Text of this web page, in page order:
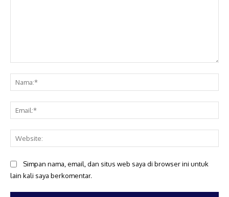
Simpan nama, email, dan situs web saya di browser ini untuk
lain kali saya berkomentar.